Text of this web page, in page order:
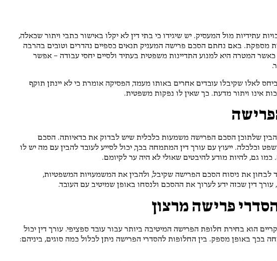
עתידיות מול המעסיק. יש שיגידו כי בתי דין לא יקלו באישור כתבי ויתור שכאלה,
מספקת. באם נחתם הסכם פרישה המעניק תנאים כספיים נהדרים וטובים בהרבה
כאשר המטרה היא למנוע התדיינות משפטית בעתיד ולסיים יחסי עבודה – אפשר
לאלו שקיבלו עובדים אחרים באותו מעמד, הפסיקה אומרת כי לא יינתן תוקף
אינו ויתור מדעת. כך שאין לו נפקות משפטית.
שלתוכן הסכם הפרישה משמעות כלכלית שיש לבדוק את כדאיותה. הסכם
וכלכלה. ייעוץ עם עורך דין המתמחה בכך, יכול לסייע לעובד להבין עם מה יש לו
גם, להיות מודע להיבטים שאולי לא היה ער לקיומם.
לבחון את ניסוח הסכם הפרישה שקיבל, ולהבין את המשמעויות המשפטיות,
עורך דין שכזה ידע לערוך את ההסכם ולנסחו באופן שמיטיב עם העובד.
פרישה מרצון
הוא בחירת חלופת הפרישה המיטיבה ביותר עבור עובד ספציפי. עורך דין יכול
בכך באופן מספק. בין החלופות להסדרי הפרישה ניתן לכלול כמה סוגים, ביניהם: